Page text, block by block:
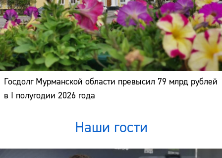
Госдолг Мурманской области превысил 79 млрд рублей
в I полугодии 2026 года
Наши гости